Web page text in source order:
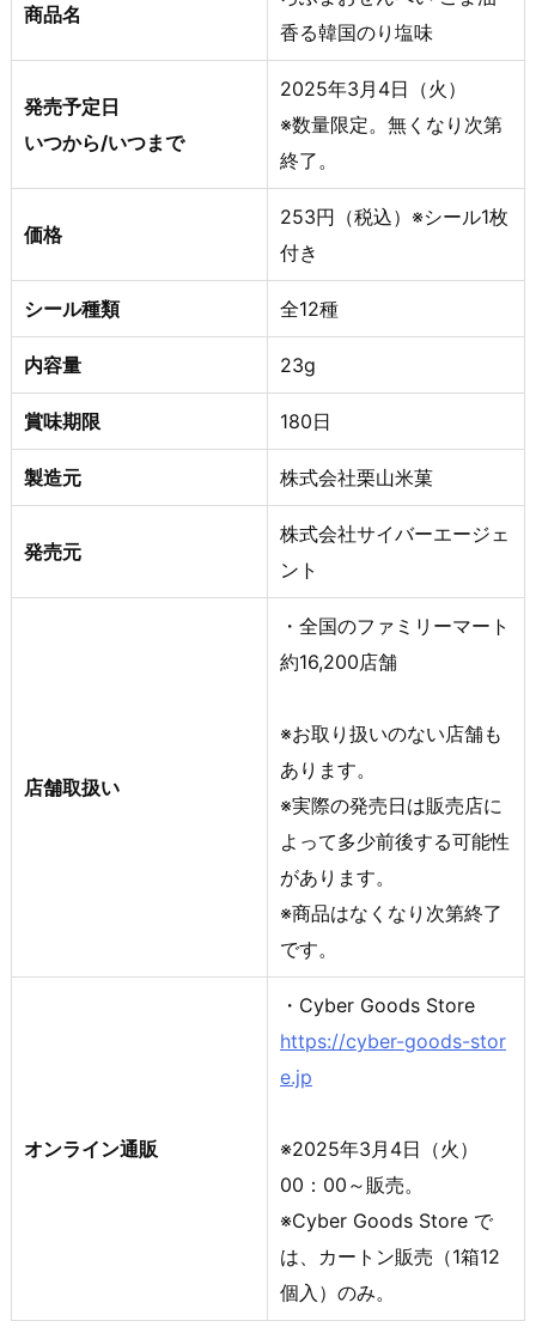
商品名
香る韓国のり塩味
発売予定日
いつから/いつまで
2025年3月4日（火）
※数量限定。無くなり次第
終了。
価格
253円（税込）※シール1枚
付き
シール種類 全12種
内容量 23g
賞味期限 180日
製造元 株式会社栗山米菓
発売元
株式会社サイバーエージェ
ント
店舗取扱い
・全国のファミリーマート
約16,200店舗
※お取り扱いのない店舗も
あります。
※実際の発売日は販売店に
よって多少前後する可能性
があります。
※商品はなくなり次第終了
です。
オンライン通販
・Cyber Goods Store
https://cyber-goods-stor
e.jp
※2025年3月4日（火）
00：00～販売。
※Cyber Goods Store で
は、カートン販売（1箱12
個入）のみ。